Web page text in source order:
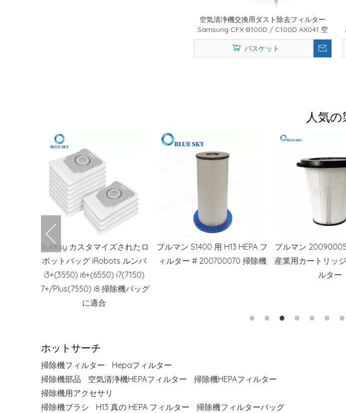
空気清浄機交換用ダスト除去フィルター
Samsung CFX-B100D / C100D AX041 空
気清浄機部品に対応
バスケット
人気の
プルマン S1400 用 H13 HEPA フ
ィルター # 200700070 掃除機
プルマン 200900050 掃除機用
産業用カートリッジ HEPA フィ
フィリップス
AC0820 AC0830
互換性のある交換
ホットサーチ
掃除機フィルター
Hepaフィルター
掃除機部品
空気清浄機HEPAフィルター
掃除機HEPAフィルター
掃除機用アクセサリ
掃除機ブラシ
H13 真の HEPA フィルター 掃除機フィルターバッグ